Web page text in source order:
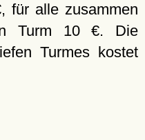
für alle zusammen
Turm 10 €. Die
Turmes kostet